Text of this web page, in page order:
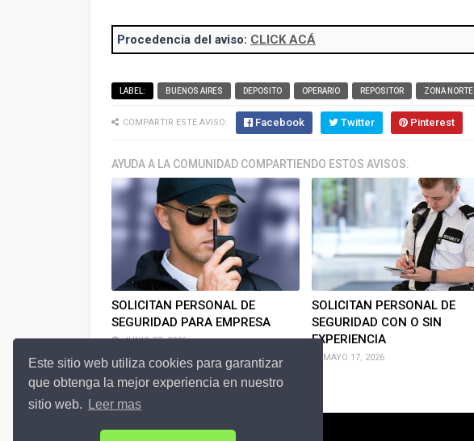
Este sitio web utiliza cookies para garantizar
que obtenga la mejor experiencia en nuestro
sitio web.
Leer mas
Procedencia del aviso: CLICK ACÁ
LABEL: BUENOS AIRES DEPOSITO OPERARIO REPOSITOR ZONA NORTE
COMPARTIR ESTE AVISO: Facebook Twitter Pinterest
AYUDA A LA COMUNIDAD COMPARTIENDO ESTOS AVISOS.
SOLICITAN PERSONAL DE
SEGURIDAD PARA EMPRESA
JUNIO 07, 2026
SOLICITAN PERSONAL DE
SEGURIDAD CON O SIN
EXPERIENCIA
MAYO 17, 2026